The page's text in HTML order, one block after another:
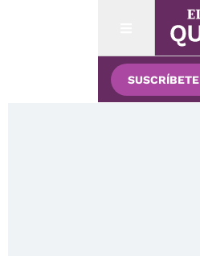
SUSCRÍBETE